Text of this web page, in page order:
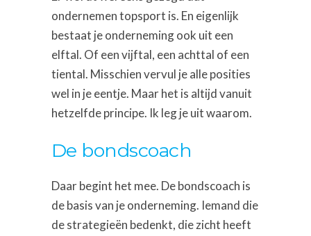
ondernemen topsport is. En eigenlijk
bestaat je onderneming ook uit een
elftal. Of een vijftal, een achttal of een
tiental. Misschien vervul je alle posities
wel in je eentje. Maar het is altijd vanuit
hetzelfde principe. Ik leg je uit waarom.
De bondscoach
Daar begint het mee. De bondscoach is
de basis van je onderneming. Iemand die
de strategieën bedenkt, die zicht heeft